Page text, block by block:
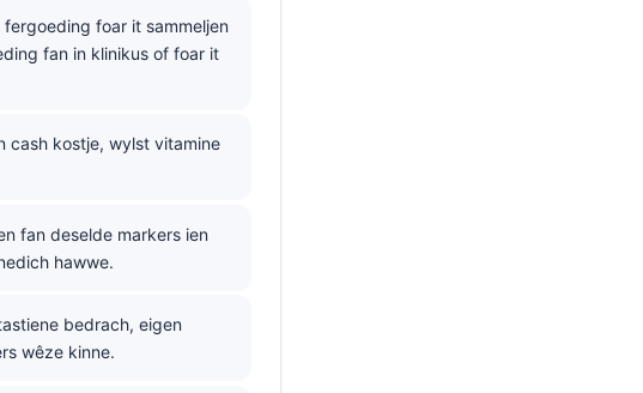
foar it sammeljen
fan in klinikus of foar it
cash kostje, wylst vitamine
fan deselde markers ien
hawwe.
bedrach, eigen
wêze kinne.